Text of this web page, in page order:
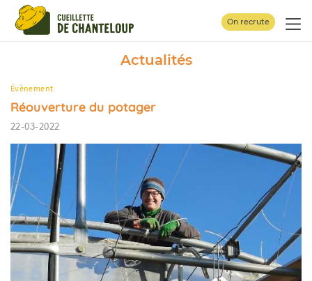
On recrute
Actualités
Évènement
Réouverture du potager
22-03-2022
Panneau de gestion des cookies